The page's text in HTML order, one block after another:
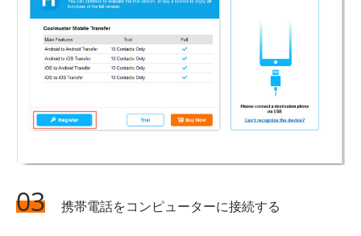
03 携帯電話をコンピューターに接続する